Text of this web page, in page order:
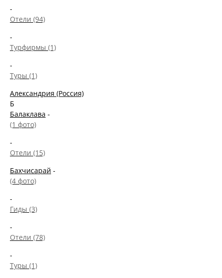
-
Отели (94)
-
Турфирмы (1)
-
Туры (1)
Александрия (Россия)
Б
Балаклава -
(1 фото)
-
Отели (15)
Бахчисарай -
(4 фото)
-
Гиды (3)
-
Отели (78)
-
Туры (1)